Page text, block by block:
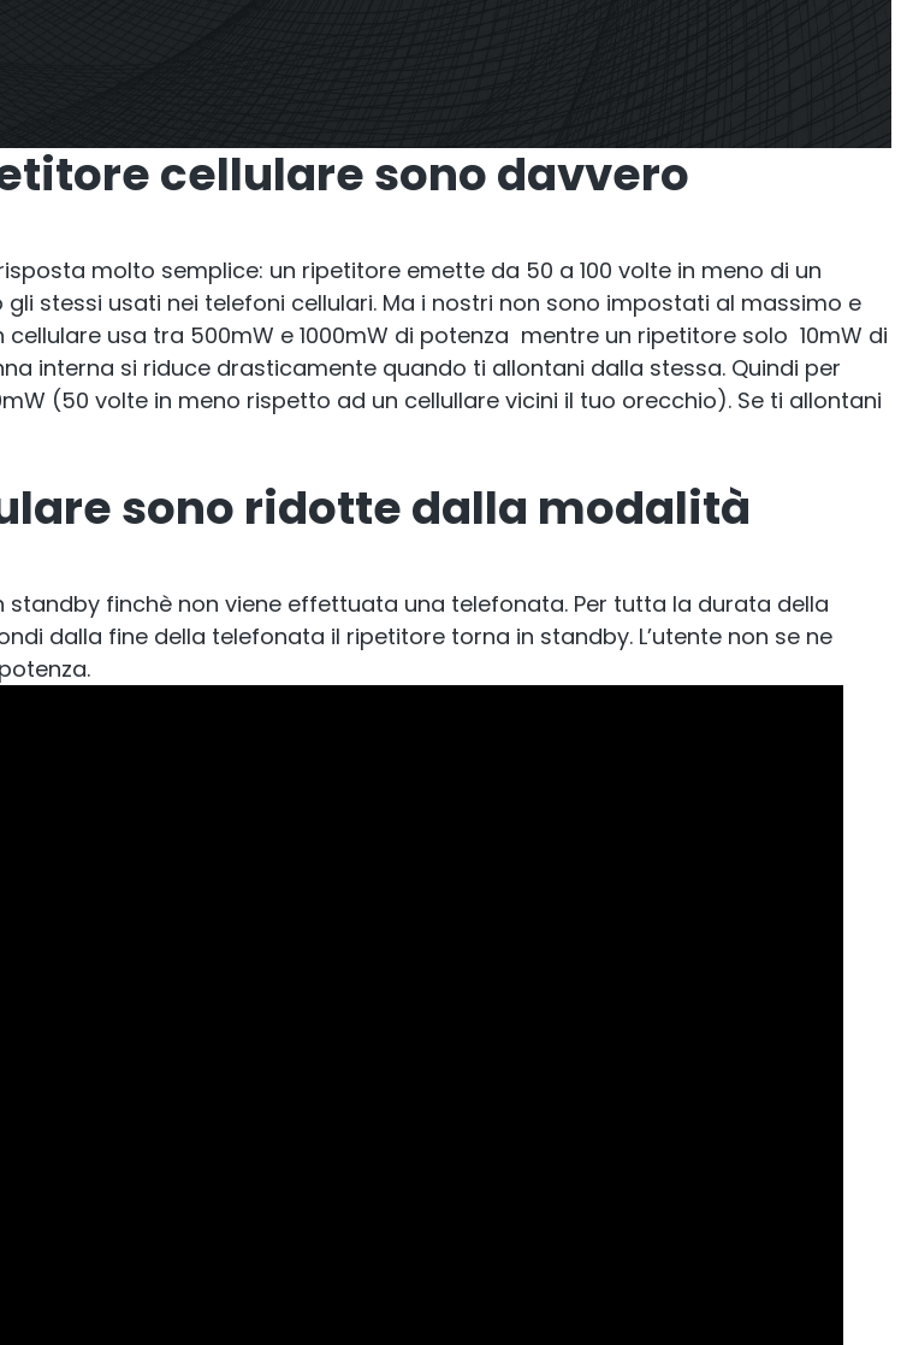
Pianificatore di installazione
online
Analizzatore professionale di
segnale
RouterAmp
Amplificazione del segnale
StellaControl
Monitoraggio remoto
cellulare sono davvero
molto semplice: un ripetitore emette da 50 a 100 volte in meno di un
stessi usati nei telefoni cellulari. Ma i nostri non sono impostati al massimo e
usa tra 500mW e 1000mW di potenza mentre un ripetitore solo 10mW di
interna si riduce drasticamente quando ti allontani dalla stessa. Quindi per
(50 volte in meno rispetto ad un cellullare vicini il tuo orecchio). Se ti allontani
sono ridotte dalla modalità
finchè non viene effettuata una telefonata. Per tutta la durata della
dalla fine della telefonata il ripetitore torna in standby. L’utente non se ne